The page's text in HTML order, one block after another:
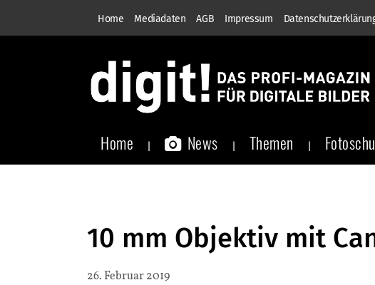
Home Mediadaten AGB Impressum
Home News Themen
10 mm Objektiv mit
26. Februar 2019